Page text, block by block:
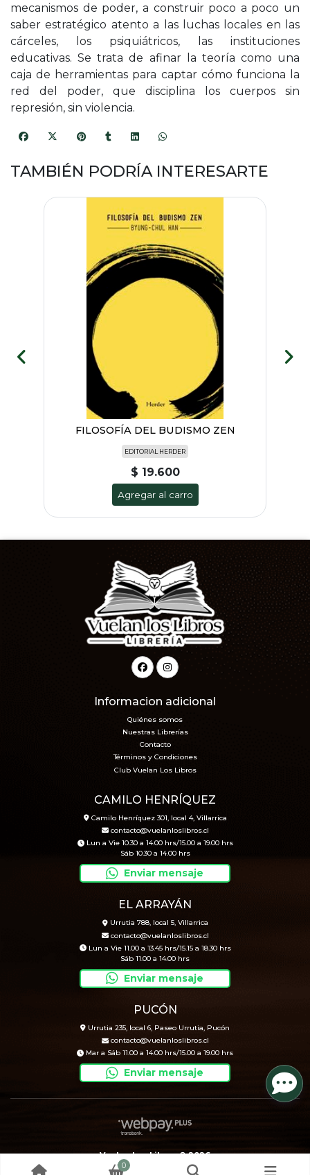
mecanismos de poder, a construir poco a poco un
saber estratégico atento a las luchas locales en las
cárceles, los psiquiátricos, las instituciones
educativas. Se trata de afinar la teoría como una
caja de herramientas para captar cómo funciona la
red del poder, que disciplina los cuerpos sin
represión, sin violencia.
TAMBIÉN PODRÍA INTERESARTE
FILOSOFÍA DEL BUDISMO ZEN
EDITORIAL HERDER
$ 19.600
Agregar al carro
Informacion adicional
Quiénes somos
Nuestras Librerías
Contacto
Términos y Condiciones
Club Vuelan Los Libros
CAMILO HENRÍQUEZ
Camilo Henríquez 301, local 4, Villarrica
contacto@vuelanloslibros.cl
Lun a Vie 10.30 a 14.00 hrs/15.00 a 19.00 hrs
Sáb 10.30 a 14.00 hrs
Enviar mensaje
EL ARRAYÁN
Urrutia 788, local 5, Villarrica
contacto@vuelanloslibros.cl
Lun a Vie 11.00 a 13.45 hrs/15.15 a 18.30 hrs
Sáb 11.00 a 14.00 hrs
Enviar mensaje
PUCÓN
Urrutia 235, local 6, Paseo Urrutia, Pucón
contacto@vuelanloslibros.cl
Mar a Sáb 11.00 a 14.00 hrs/15.00 a 19.00 hrs
Enviar mensaje
Vuelan Los Libros © 2026
Creado por
Bsale
0